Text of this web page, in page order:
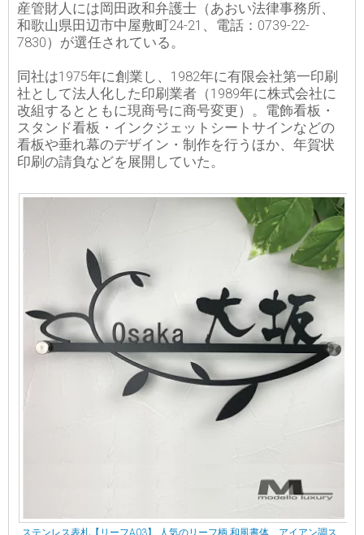
産管財人には岡田政和弁護士（あおい法律事務所、
和歌山県田辺市中屋敷町24-21、電話：0739-22-
7830）が選任されている。
同社は1975年に創業し、1982年に有限会社第一印刷
社として法人化した印刷業者（1989年に株式会社に
改組するとともに現商号に商号変更）。電飾看板・
スタンド看板・インクジェットシートサインなどの
看板や垂れ幕のデザイン・制作を行うほか、年賀状
印刷の請負などを展開していた。